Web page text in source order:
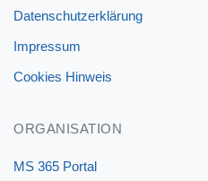
Datenschutzerklärung
Impressum
Cookies Hinweis
ORGANISATION
MS 365 Portal